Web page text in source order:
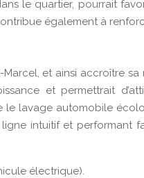
le quartier, pourrait
également à
et ainsi accroître
et permettrait
le lavage automobile
intuitif et performant
électrique).